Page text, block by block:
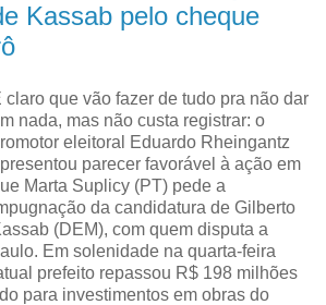
Kassab pelo cheque
claro que vão fazer de tudo pra não dar
nada, mas não custa registrar: o
eleitoral Eduardo Rheingantz
parecer favorável à ação em
Marta Suplicy (PT) pede a
da candidatura de Gilberto
(DEM), com quem disputa a
Em solenidade na quarta-feira
prefeito repassou R$ 198 milhões
para investimentos em obras do